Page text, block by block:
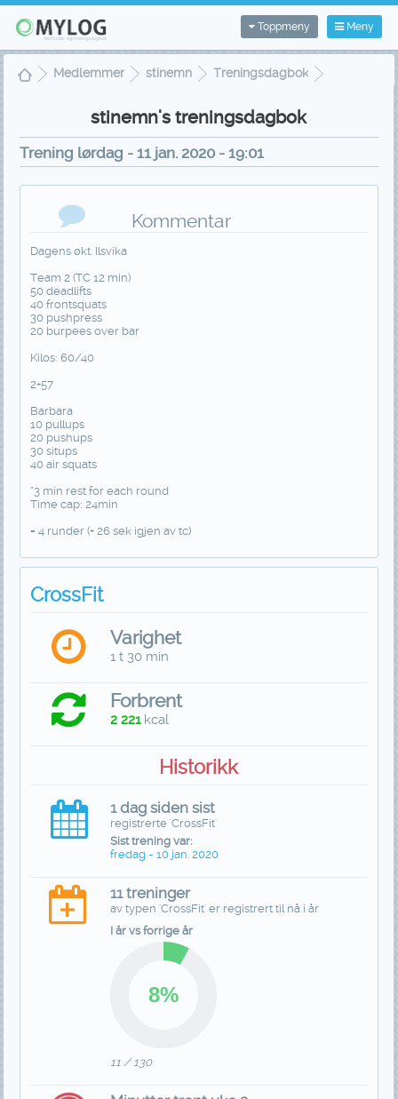
Meny
Toppmeny
Medlemmer stinemn
Treningsdagbok
stinemn's treningsdagbok
Trening lørdag - 11 jan. 2020 - 19:01
Kommentar
Dagens økt. Ilsvika
Team 2 (TC 12 min)
50 deadlifts
40 frontsquats
30 pushpress
20 burpees over bar
Kilos: 60/40
2+57
Barbara
10 pullups
20 pushups
30 situps
40 air squats
*3 min rest for each round
Time cap: 24min
= 4 runder (+ 26 sek igjen av tc)
CrossFit
Varighet
1 t 30 min
Forbrent
2 221kcal
Historikk
1 dag siden sist
registrerte 'CrossFit'
Sist trening var:
fredag - 10 jan. 2020
11 treninger
av typen 'CrossFit' er registrert til nå i år
I år vs forrige år
11 / 130